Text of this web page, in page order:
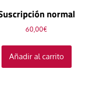
normal
60,00€
Añadir al carrito